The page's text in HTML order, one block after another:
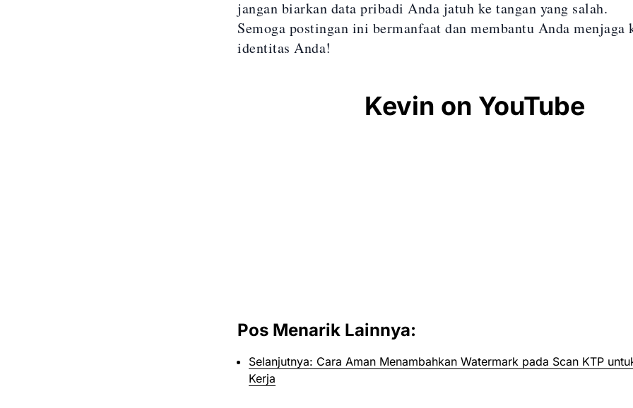
jangan biarkan data pribadi Anda jatuh ke tangan yang salah.
Semoga postingan ini bermanfaat dan membantu Anda menjaga
identitas Anda!
Kevin on YouTube
Pos Menarik Lainnya:
Selanjutnya: Cara Aman Menambahkan Watermark pada Scan KTP
Kerja